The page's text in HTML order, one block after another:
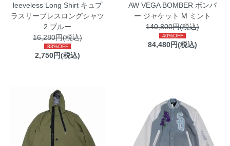
leeveless Long Shirt キュプ
ラスリーブレスロングシャツ
2 ブルー
16,280円(税込)
83%OFF
2,750円(税込)
AW VEGA BOMBER ボンバ
ー ジャケット M ミント
140,800円(税込)
40%OFF
84,480円(税込)